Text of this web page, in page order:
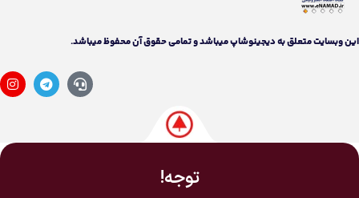
اين وبسايت متعلق به دیجینوشاپ ميباشد و تمامی حقوق آن محفوظ ميباشد.
توجه!